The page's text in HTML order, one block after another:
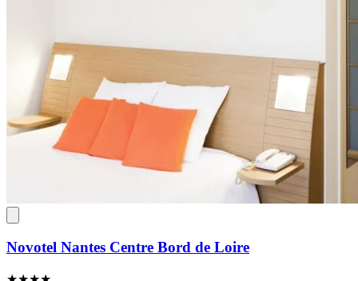
Novotel Nantes Centre Bord de Loire